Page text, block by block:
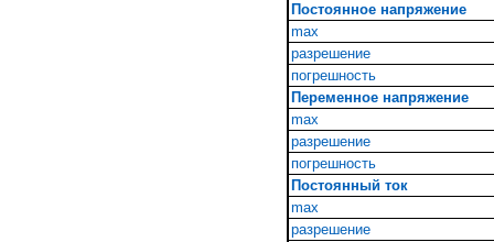
Постоянное напряжение
max
разрешение
погрешность
Переменное напряжение
max
разрешение
погрешность
Постоянный ток
max
разрешение